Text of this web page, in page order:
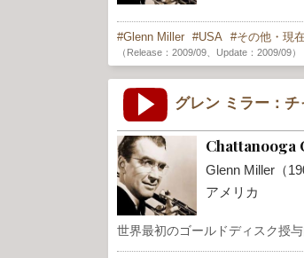
Glenn Miller USA その他・現
（Release：2009/09、Update：2009/09）
グレン ミラー：
Chattanooga
Glenn Miller（
アメリカ
世界最初のゴールドディスク授与